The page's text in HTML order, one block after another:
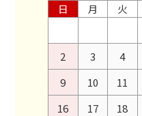
日 月 火
2
3 4
9
10 11
16
17 18